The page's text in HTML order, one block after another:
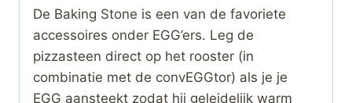
De Baking Stone is een van de favoriete
accessoires onder EGG’ers. Leg de
pizzasteen direct op het rooster (in
combinatie met de convEGGtor) als je je
EGG aansteekt zodat hij geleidelijk warm